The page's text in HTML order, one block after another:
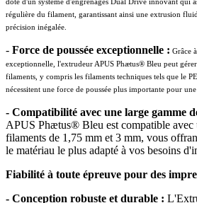
régulière du filament, garantissant ainsi une extrusion
précision inégalée.
- Force de poussée exceptionnelle : Grâce
exceptionnelle, l'extrudeur APUS Phætus® Bleu peut
filaments, y compris les filaments techniques tels que le
nécessitent une force de poussée plus importante pour
- Compatibilité avec une large gamme
APUS Phætus® Bleu est compatible avec
filaments de 1,75 mm et 3 mm, vous
le matériau le plus adapté à vos besoins
Fiabilité à toute épreuve pour des
- Conception robuste et durable :